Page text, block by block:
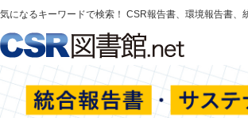
気になるキーワードで検索！ CSR報告書、環境報告書、